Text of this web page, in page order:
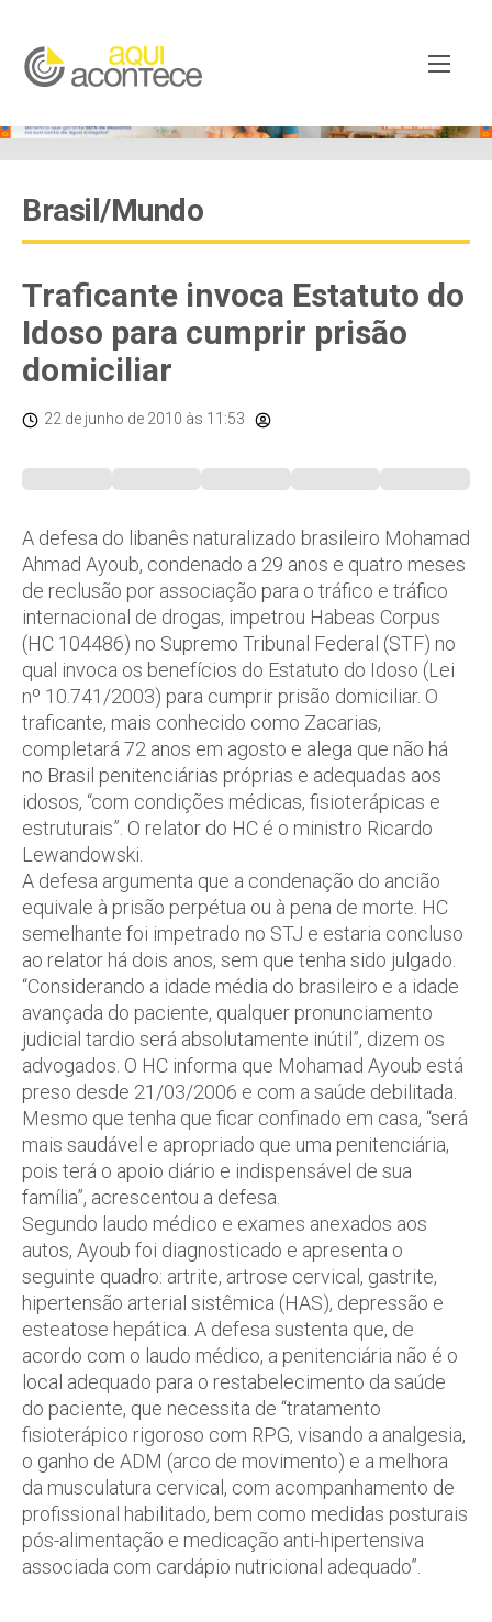
Brasil/Mundo
Traficante invoca Estatuto do
Idoso para cumprir prisão
domiciliar
22 de junho de 2010 às 11:53
A defesa do libanês naturalizado brasileiro Mohamad
Ahmad Ayoub, condenado a 29 anos e quatro meses
de reclusão por associação para o tráfico e tráfico
internacional de drogas, impetrou Habeas Corpus
(HC 104486) no Supremo Tribunal Federal (STF) no
qual invoca os benefícios do Estatuto do Idoso (Lei
nº 10.741/2003) para cumprir prisão domiciliar. O
traficante, mais conhecido como Zacarias,
completará 72 anos em agosto e alega que não há
no Brasil penitenciárias próprias e adequadas aos
idosos, “com condições médicas, fisioterápicas e
estruturais”. O relator do HC é o ministro Ricardo
Lewandowski.
A defesa argumenta que a condenação do ancião
equivale à prisão perpétua ou à pena de morte. HC
semelhante foi impetrado no STJ e estaria concluso
ao relator há dois anos, sem que tenha sido julgado.
“Considerando a idade média do brasileiro e a idade
avançada do paciente, qualquer pronunciamento
judicial tardio será absolutamente inútil”, dizem os
advogados. O HC informa que Mohamad Ayoub está
preso desde 21/03/2006 e com a saúde debilitada.
Mesmo que tenha que ficar confinado em casa, “será
mais saudável e apropriado que uma penitenciária,
pois terá o apoio diário e indispensável de sua
família”, acrescentou a defesa.
Segundo laudo médico e exames anexados aos
autos, Ayoub foi diagnosticado e apresenta o
seguinte quadro: artrite, artrose cervical, gastrite,
hipertensão arterial sistêmica (HAS), depressão e
esteatose hepática. A defesa sustenta que, de
acordo com o laudo médico, a penitenciária não é o
local adequado para o restabelecimento da saúde
do paciente, que necessita de “tratamento
fisioterápico rigoroso com RPG, visando a analgesia,
o ganho de ADM (arco de movimento) e a melhora
da musculatura cervical, com acompanhamento de
profissional habilitado, bem como medidas posturais
pós-alimentação e medicação anti-hipertensiva
associada com cardápio nutricional adequado”.